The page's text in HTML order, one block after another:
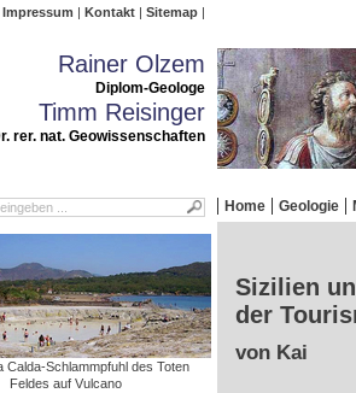
Impressum Kontakt Sitemap
Rainer Olzem
Diplom-Geologe
Timm Reisinger
rer. nat. Geowissenschaften
Home Geologie
Calda-Schlammpfuhl des Toten
Feldes auf Vulcano
Sizilien
der
von Kai